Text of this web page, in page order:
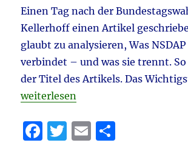
Einen Tag nach der
Kellerhoff einen Artikel
glaubt zu analysieren, Was
verbindet – und was sie trennt. So
der Titel des Artikels. Das
„Geschichtsklitterung“
weiterlesen
F
T
E